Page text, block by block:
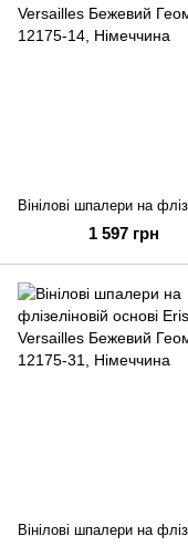
1 597 грн